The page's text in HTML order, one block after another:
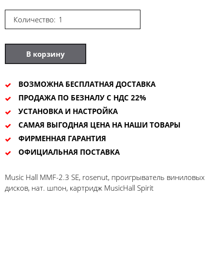
Количество:
В корзину
ВОЗМОЖНА БЕСПЛАТНАЯ ДОСТАВКА
ПРОДАЖА ПО БЕЗНАЛУ С НДС 22%
УСТАНОВКА И НАСТРОЙКА
САМАЯ ВЫГОДНАЯ ЦЕНА НА НАШИ ТОВАРЫ
ФИРМЕННАЯ ГАРАНТИЯ
ОФИЦИАЛЬНАЯ ПОСТАВКА
Music Hall MMF-2.3 SE, rosenut, проигрыватель виниловых
дисков, нат. шпон, картридж MusicHall Spirit